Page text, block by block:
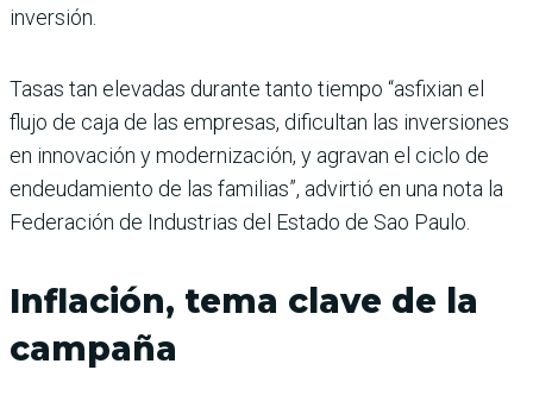
inversión.
Tasas tan elevadas durante tanto tiempo “asfixian el
flujo de caja de las empresas, dificultan las inversiones
en innovación y modernización, y agravan el ciclo de
endeudamiento de las familias”, advirtió en una nota la
Federación de Industrias del Estado de Sao Paulo.
Inflación, tema clave de la
campaña